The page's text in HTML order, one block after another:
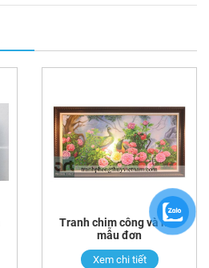
Tranh chim công và hoa
mẫu đơn
Xem chi tiết